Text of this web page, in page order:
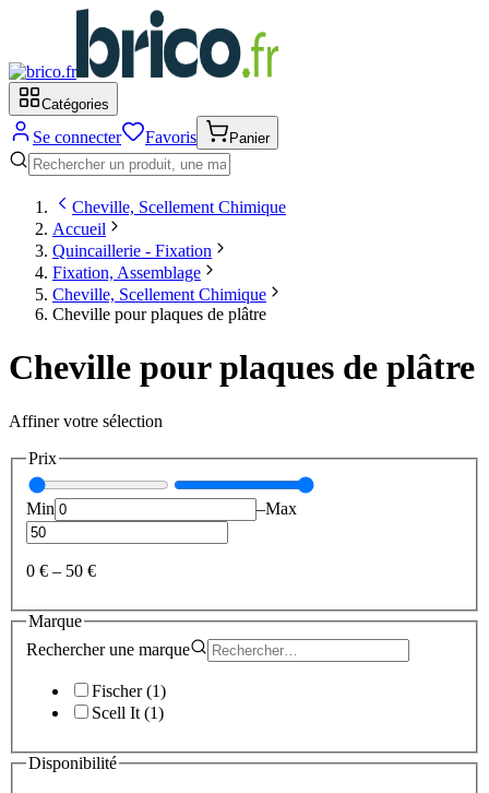
Catégories
Se connecter Favoris Panier
Cheville, Scellement Chimique
Accueil
Quincaillerie - Fixation
Fixation, Assemblage
Cheville, Scellement Chimique
Cheville pour plaques de plâtre
Cheville pour plaques de plâtre
Affiner votre sélection
Prix
Min –Max
0 € – 50 €
Marque
Rechercher une marque
Fischer(1)
Scell It (1)
Disponibilité